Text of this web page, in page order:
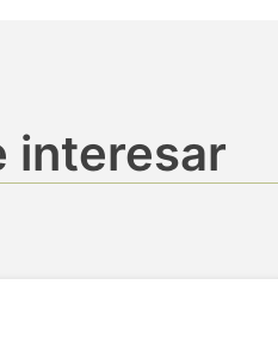
interesar